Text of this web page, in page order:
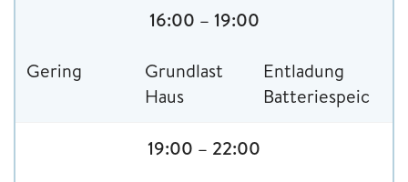
16:00 – 19:00
Gering
Grundlast
Haus
Entladung
Batteriespeicher
19:00 – 22:00